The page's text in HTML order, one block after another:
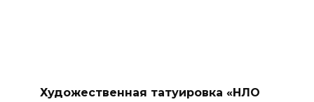
Художественная татуировка «НЛО